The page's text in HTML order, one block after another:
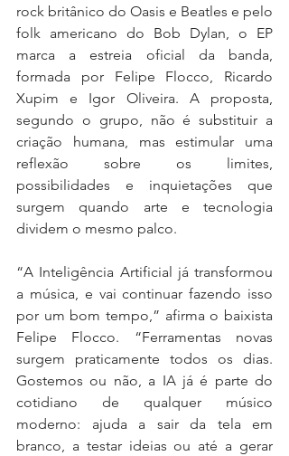
rock britânico do Oasis e Beatles e pelo
folk americano do Bob Dylan, o EP
marca a estreia oficial da banda,
formada por Felipe Flocco, Ricardo
Xupim e Igor Oliveira. A proposta,
segundo o grupo, não é substituir a
criação humana, mas estimular uma
reflexão sobre os limites,
possibilidades e inquietações que
surgem quando arte e tecnologia
dividem o mesmo palco.
“A Inteligência Artificial já transformou
a música, e vai continuar fazendo isso
por um bom tempo,” afirma o baixista
Felipe Flocco. “Ferramentas novas
surgem praticamente todos os dias.
Gostemos ou não, a IA já é parte do
cotidiano de qualquer músico
moderno: ajuda a sair da tela em
branco, a testar ideias ou até a gerar